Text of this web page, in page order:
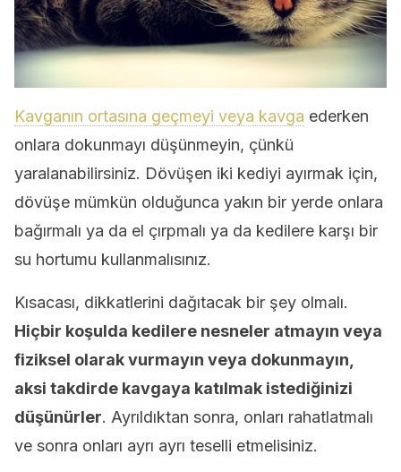
Kavganın ortasına geçmeyi veya kavga ederken
onlara dokunmayı düşünmeyin, çünkü
yaralanabilirsiniz. Dövüşen iki kediyi ayırmak için,
dövüşe mümkün olduğunca yakın bir yerde onlara
bağırmalı ya da el çırpmalı ya da kedilere karşı bir
su hortumu kullanmalısınız.
Kısacası, dikkatlerini dağıtacak bir şey olmalı.
Hiçbir koşulda kedilere nesneler atmayın veya
fiziksel olarak vurmayın veya dokunmayın,
aksi takdirde kavgaya katılmak istediğinizi
düşünürler. Ayrıldıktan sonra, onları rahatlatmalı
ve sonra onları ayrı ayrı teselli etmelisiniz.